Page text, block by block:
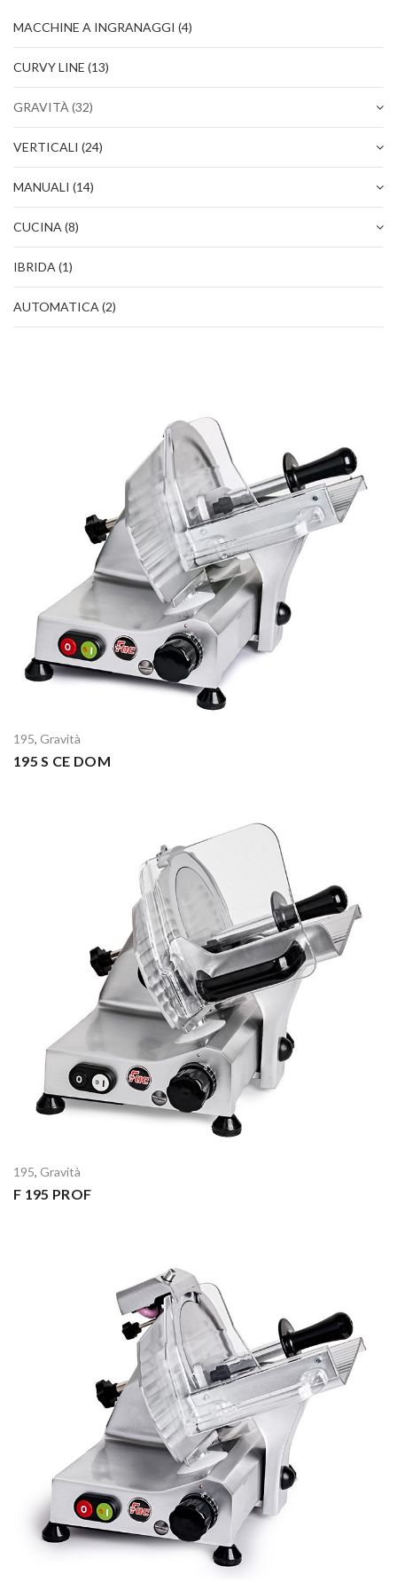
CERTIFICAZIONI
CONTATTI
NOVITÀ SANIFICAZIONE
MACCHINE A INGRANAGGI (4)
CURVY LINE (13)
GRAVITÀ (32)
VERTICALI (24)
MANUALI (14)
CUCINA (8)
IBRIDA (1)
AUTOMATICA (2)
195, Gravità
195 S CE DOM
195, Gravità
F 195 PROF